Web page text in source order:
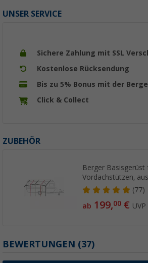
UNSER SERVICE
Sichere Zahlung mit SSL
Kostenlose Rücksendung
Bis zu 5% Bonus mit der
Click & Collect
ZUBEHÖR
Berger
Vordachstützen,
(77)
ab 199,00 € UVP
BEWERTUNGEN (37)